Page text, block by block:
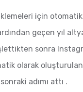
için otomatik
geçen yıl
sonra
olarak oluşturulan
adımı attı .